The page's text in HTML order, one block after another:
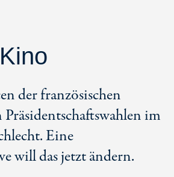
der französischen
im
Eine
will das jetzt ändern.